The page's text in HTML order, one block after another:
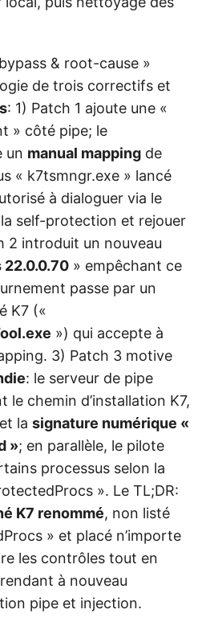
& root-cause »
de trois correctifs et
: 1) Patch 1 ajoute une «
» côté pipe; le
un manual mapping de
« k7tsmngr.exe » lancé
à dialoguer via le
self-protection et rejouer
2 introduit un nouveau
22.0.0.70 » empêchant ce
passe par un
K7 («
») qui accepte à
3) Patch 3 motive
: le serveur de pipe
le chemin d’installation K7,
la signature numérique «
»; en parallèle, le pilote
processus selon la
». Le TL;DR:
K7 renommé, non listé
» et placé n’importe
les contrôles tout en
à nouveau
pipe et injection.